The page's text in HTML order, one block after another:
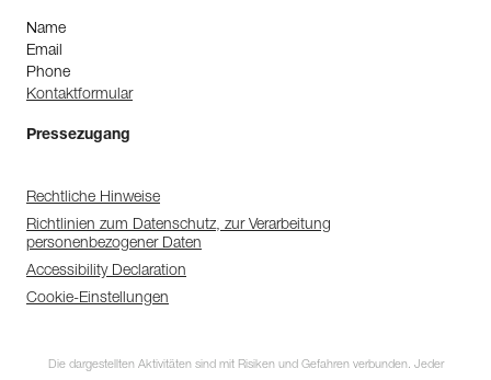
Name
Email
Phone
Kontaktformular
Pressezugang
Rechtliche Hinweise
Richtlinien zum Datenschutz, zur Verarbeitung
personenbezogener Daten
Accessibility Declaration
Cookie-Einstellungen
Die dargestellten Aktivitäten sind mit Risiken und Gefahren verbunden. Jeder